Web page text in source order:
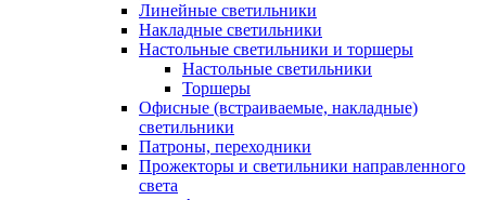
Линейные светильники
Накладные светильники
Настольные светильники и торшеры
Настольные светильники
Торшеры
Офисные (встраиваемые, накладные)
светильники
Патроны, переходники
Прожекторы и светильники направленного
света